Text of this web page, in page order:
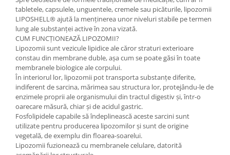
tabletele, capsulele, unguentele, cremele sau picăturile, lipozomii
LIPOSHELL® ajută la menținerea unor niveluri stabile pe termen
lung ale substanței active în zona vizată.
CUM FUNCȚIONEAZĂ LIPOZOMII?
Lipozomii sunt vezicule lipidice ale căror straturi exterioare
constau din membrane duble, așa cum se poate găsi în toate
membranele biologice ale corpului.
În interiorul lor, lipozomii pot transporta substanțe diferite,
indiferent de sarcina, mărimea sau structura lor, protejându-le de
enzimele proprii ale organismului din tractul digestiv și, într-o
oarecare măsură, chiar și de acidul gastric.
Fosfolipidele capabile să îndeplinească aceste sarcini sunt
utilizate pentru producerea lipozomilor și sunt de origine
vegetală, de exemplu din floarea-soarelui.
Lipozomii fuzionează cu membranele celulare, datorită